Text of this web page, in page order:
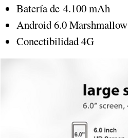
Batería de 4.100 mAh
Android 6.0 Marshmallow
Conectibilidad 4G